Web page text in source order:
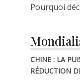
Pourquoi
CHINE : LA
RÉDUCTION